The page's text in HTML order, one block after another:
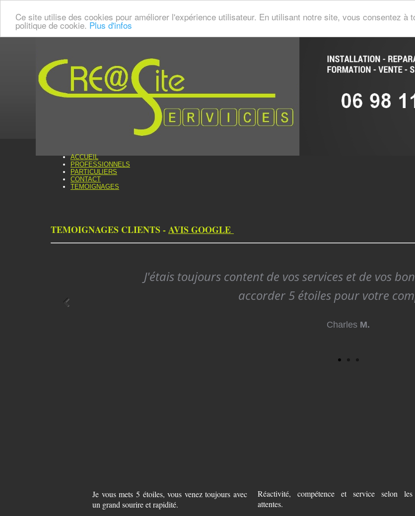
Ce site utilise des cookies pour améliorer l'expérience utilisateur. En utilisant notre site, vous consentez à
politique de cookie. Plus d'infos
ACCUEIL
PROFESSIONNELS
PARTICULIERS
CONTACT
TEMOIGNAGES
TEMOIGNAGES CLIENTS -AVIS GOOGLE
J'étais toujours content de vos services et de vos
accorder 5 étoiles pour votre
Charles M.
Je vous mets 5 étoiles, vous venez toujours avec
un grand sourire et rapidité.
Réactivité, compétence et service selon les
attentes.